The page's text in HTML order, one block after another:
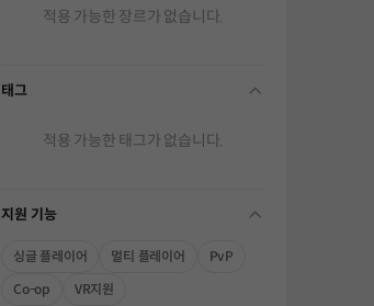
적용 가능한 장르가 없습니다.
태그 folding
적용 가능한 태그가 없습니다.
지원 기능 folding
싱글 플레이어 멀티 플레이어
PvP
Co-op
VR지원